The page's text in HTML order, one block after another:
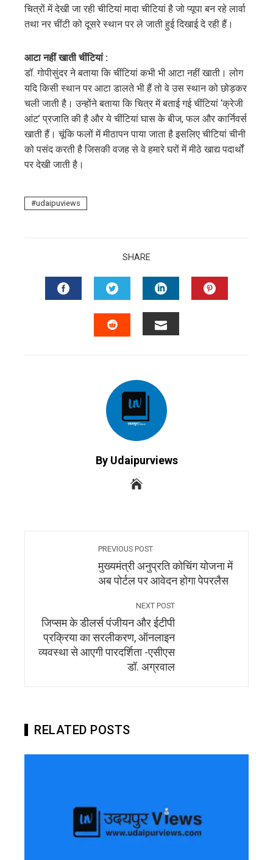
चित्रों में देखी जा रही चीटियां मादा चीटियां है जो प्यूपा बन रहे लार्वा
तथा नर चींटी को दूसरे स्थान पर ले जाती हुई दिखाई दे रही हैं।
आटा नहीं खाती चींटियां :
डॉ. गोपीसुंदर ने बताया कि चींटियां कभी भी आटा नहीं खाती। लोग
यदि किसी स्थान पर आटा डालते भी हैं तो वे उस स्थान को छोड़कर
चली जाती है। उन्होंने बताया कि चित्र में बताई गई चींटियां ‘क्रेजी
आंट’ प्रजाति की है और ये चींटियां घास के बीज, फल और कार्निवर्स
खाती हैं। चूंकि फलों में मीठापन पाया जाता है इसलिए चीटियां चीनी
को पसंद करती है जिसकी वजह से वे हमारे घरों में मीठे खाद्य पदार्थों
पर देखी जाती है।
udaipuviews
SHARE
FACEBOOKTWITTERLINKEDIN
By Udaipurviews
PREVIOUS POST
मुख्यमंत्री अनुप्रति कोचिंग योजना में
अब पोर्टल पर आवेदन होगा पेपरलैस
NEXT POST
जिप्सम के डीलर्स पंजीयन और ईटीपी
प्रक्रिया का सरलीकरण, ऑनलाइन
व्यवस्था से आएगी पारदर्शिता -एसीएस
डॉ. अग्रवाल
RELATED POSTS